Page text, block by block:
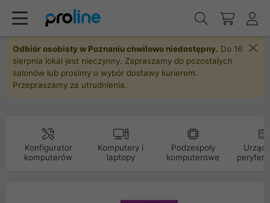
Odbiór osobisty w Poznaniu chwilowo niedostępny. Do 16
sierpnia lokal jest nieczynny. Zapraszamy do pozostałych
salonów lub prosimy o wybór dostawy kurierem.
Przepraszamy za utrudnienia.
Konfigurator
komputerów
Komputery i
laptopy
Podzespoły
komputerowe